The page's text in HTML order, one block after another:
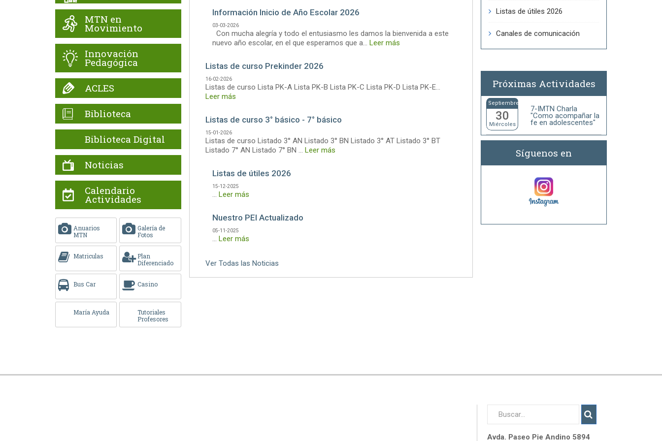
Información Inicio de Año Escolar 2026
03-03-2026
Con mucha alegría y todo el entusiasmo les damos la bienvenida a este
nuevo año escolar, en el que esperamos que a... Leer más
Listas de curso Prekinder 2026
16-02-2026
Listas de curso Lista PK-A Lista PK-B Lista PK-C Lista PK-D Lista PK-E...
Leer más
Listas de curso 3° básico - 7° básico
15-01-2026
Listas de curso Listado 3° AN Listado 3° BN Listado 3° AT Listado 3° BT
Listado 7° AN Listado 7° BN ... Leer más
Listas de útiles 2026
15-12-2025
... Leer más
Nuestro PEI Actualizado
05-11-2025
... Leer más
Ver Todas las Noticias
MTN en
Movimiento
Innovación
Pedagógica
ACLES
Biblioteca
Biblioteca Digital
Noticias
Calendario
Actividades
Anuarios
MTN
Galería de
Fotos
Matriculas
Plan
Diferenciado
Bus Car Casino
María Ayuda
Tutoriales
Profesores
Listas de útiles 2026
Canales de comunicación
Próximas Actividades
Septiembre
30
Miércoles
7-IMTN Charla
"Como acompañar la
fe en adolescentes"
Síguenos en
Avda. Paseo Pie Andino 5894